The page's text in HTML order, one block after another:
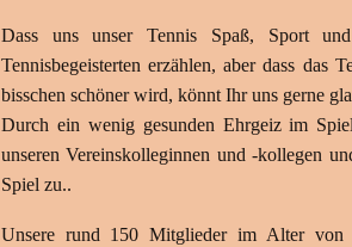
Dass uns unser Tennis Spaß, Sport
Tennisbegeisterten erzählen, aber dass
bisschen schöner wird, könnt Ihr uns gerne
Durch ein wenig gesunden Ehrgeiz im
unseren Vereinskolleginnen und -kollegen
Spiel zu..
Unsere rund 150 Mitglieder im Alter